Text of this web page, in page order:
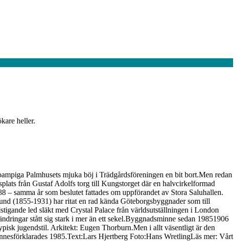
heller.
Palmhusets mjuka böj i Trädgårdsföreningen en bit bort.Men redan
från Gustaf Adolfs torg till Kungstorget där en halvcirkelformad
samma år som beslutet fattades om uppförandet av Stora Saluhallen.
(1855-1931) har ritat en rad kända Göteborgsbyggnader som till
led släkt med Crystal Palace från världsutställningen i London
stått sig stark i mer än ett sekel.Byggnadsminne sedan 19851906
jugendstil. Arkitekt: Eugen Thorburn.Men i allt väsentligt är den
1985.Text:Lars Hjertberg Foto:Hans WretlingLäs mer: Vårt